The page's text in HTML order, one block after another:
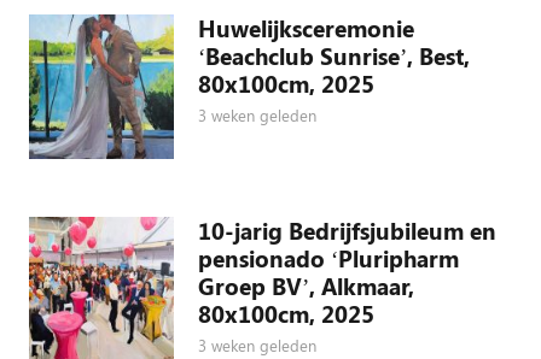
Huwelijksceremonie
‘Beachclub Sunrise’, Best,
80x100cm, 2025
3 weken geleden
10-jarig Bedrijfsjubileum en
pensionado ‘Pluripharm
Groep BV’, Alkmaar,
80x100cm, 2025
3 weken geleden